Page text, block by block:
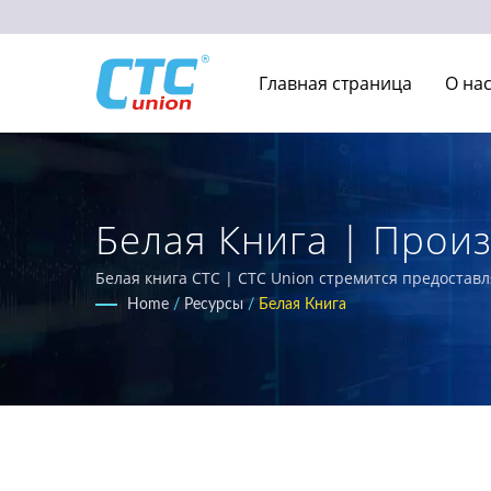
Главная страница О нас
Белая Книга |
Белая книга CTC | CTC Union стремится
разработанные для суровых условий. Наш
коммутаторы, соответствующие требованиям
Home / Ресурсы / Белая Книга